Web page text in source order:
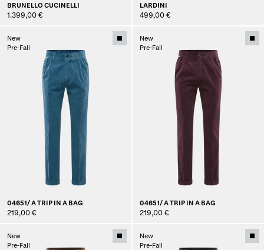
BRUNELLO CUCINELLI
1.399,00 €
LARDINI
499,00 €
New
Pre-Fall
04651/ A TRIP IN A BAG
219,00 €
New
Pre-Fall
04651/ A TRIP IN A BAG
219,00 €
New
Pre-Fall
New
Pre-Fall